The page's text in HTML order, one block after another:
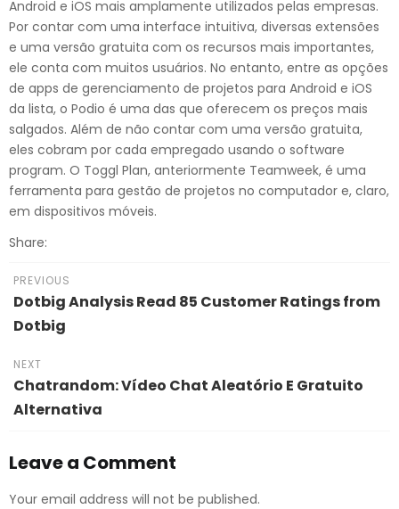
Android e iOS mais amplamente utilizados pelas empresas.
Por contar com uma interface intuitiva, diversas extensões
e uma versão gratuita com os recursos mais importantes,
ele conta com muitos usuários. No entanto, entre as opções
de apps de gerenciamento de projetos para Android e iOS
da lista, o Podio é uma das que oferecem os preços mais
salgados. Além de não contar com uma versão gratuita,
eles cobram por cada empregado usando o software
program. O Toggl Plan, anteriormente Teamweek, é uma
ferramenta para gestão de projetos no computador e, claro,
em dispositivos móveis.
Share:
PREVIOUS
Dotbig Analysis Read 85 Customer Ratings from
Dotbig
NEXT
Chatrandom: Vídeo Chat Aleatório E Gratuito
Alternativa
Leave a Comment
Your email address will not be published.